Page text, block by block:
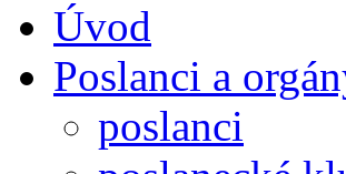
Úvod
Poslanci a
poslanci